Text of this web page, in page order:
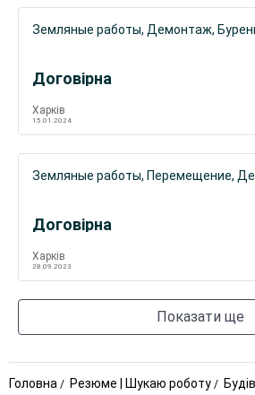
Договірна
Земляные работы, Демонтаж,
Харків
15.01.2024
Договірна
Харків
28.09.2023
Показати ще
Головна Резюме | Шукаю роботу